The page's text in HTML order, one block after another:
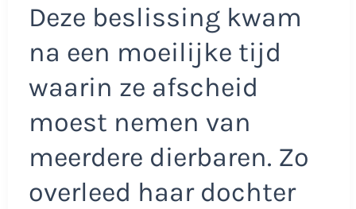
Deze beslissing kwam
na een moeilijke tijd
waarin ze afscheid
moest nemen van
meerdere dierbaren. Zo
overleed haar dochter